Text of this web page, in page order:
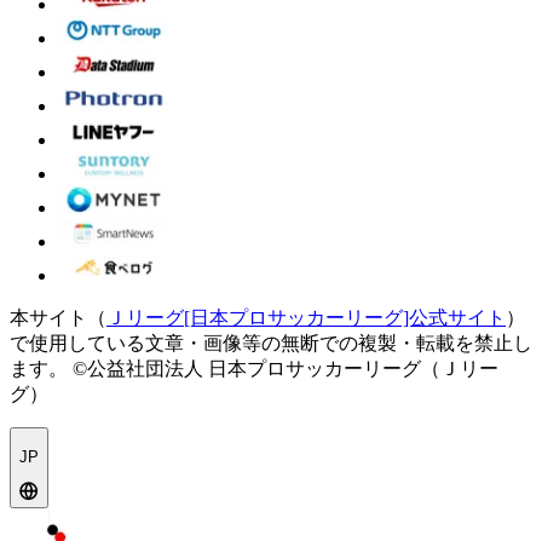
本サイト（ Ｊリーグ[日本プロサッカーリーグ]公式サイト ）
で使用している文章・画像等の無断での複製・転載を禁止し
ます。
©公益社団法人 日本プロサッカーリーグ（Ｊリー
グ）
JP